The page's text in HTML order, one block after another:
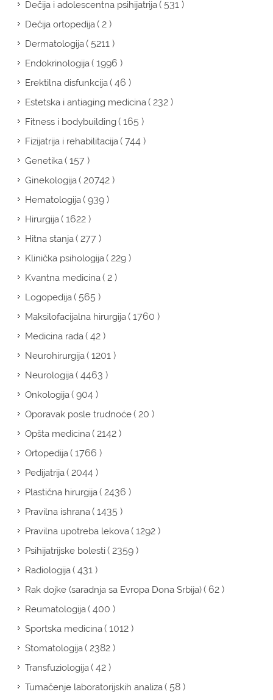
Dečija i adolescentna psihijatrija( 531 )
Dečija ortopedija( 2 )
Dermatologija( 5211 )
Endokrinologija( 1996 )
Erektilna disfunkcija( 46 )
Estetska i antiaging medicina( 232 )
Fitness i bodybuilding( 165 )
Fizijatrija i rehabilitacija( 744 )
Genetika( 157 )
Ginekologija( 20742 )
Hematologija( 939 )
Hirurgija( 1622 )
Hitna stanja( 277 )
Klinička psihologija( 229 )
Kvantna medicina( 2 )
Logopedija( 565 )
Maksilofacijalna hirurgija( 1760 )
Medicina rada( 42 )
Neurohirurgija( 1201 )
Neurologija( 4463 )
Onkologija( 904 )
Oporavak posle trudnoće( 20 )
Opšta medicina( 2142 )
Ortopedija( 1766 )
Pedijatrija( 2044 )
Plastična hirurgija( 2436 )
Pravilna ishrana( 1435 )
Pravilna upotreba lekova( 1292 )
Psihijatrijske bolesti( 2359 )
Radiologija( 431 )
Rak dojke (saradnja sa Evropa Dona Srbija)( 62 )
Reumatologija( 400 )
Sportska medicina( 1012 )
Stomatologija( 2382 )
Transfuziologija( 42 )
Tumačenje laboratorijskih analiza( 58 )